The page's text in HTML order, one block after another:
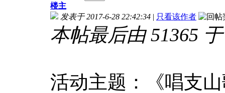
楼主
发表于 2017-6-28 22:42:34 | 只看该作者
本帖最后由 51365
活动主题：《唱支